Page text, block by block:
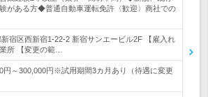
がある方◆普通自動車運転免許〈歓迎〉商社での
宿区西新宿1-22-2 新宿サンエービル2F 【雇入れ
所 【変更の範…
円～300,000円※試用期間3カ月あり（待遇に変更